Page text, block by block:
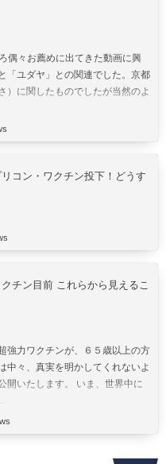
偶々お薦めに出てきた動画に興
「ユダヤ」との関連でした。京都
）に関したものでしたが当然のよ
コン・ワクチン投下！どうす
チン目前 これらから見えるこ
強力ワクチンが、６５歳以上の方
中々、真実を明かしてくれないよ
開いたします。 いま、世界中に